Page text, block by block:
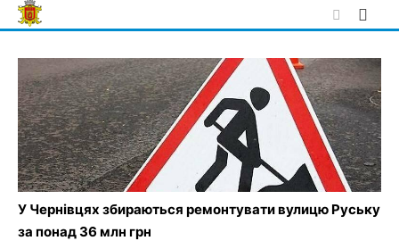
Skip
to
У Чернівцях збираються ремонтувати вулицю Руську
за понад 36 млн грн